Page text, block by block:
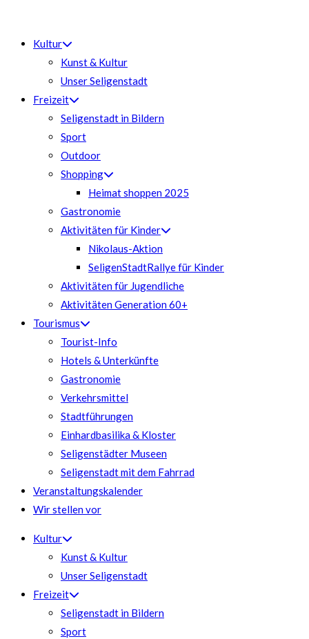
springen
Kultur
Kunst & Kultur
Unser Seligenstadt
Freizeit
Seligenstadt in Bildern
Sport
Outdoor
Shopping
Heimat shoppen 2025
Gastronomie
Aktivitäten für Kinder
Nikolaus-Aktion
SeligenStadtRallye für Kinder
Aktivitäten für Jugendliche
Aktivitäten Generation 60+
Tourismus
Tourist-Info
Hotels & Unterkünfte
Gastronomie
Verkehrsmittel
Stadtführungen
Einhardbasilika & Kloster
Seligenstädter Museen
Seligenstadt mit dem Fahrrad
Veranstaltungskalender
Wir stellen vor
Kultur
Kunst & Kultur
Unser Seligenstadt
Freizeit
Seligenstadt in Bildern
Sport